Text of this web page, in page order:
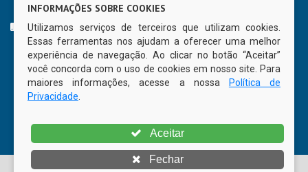
CURTA NOSSA FAN PAGE
INFORMAÇÕES SOBRE COOKIES
Utilizamos serviços de terceiros que utilizam cookies.
Essas ferramentas nos ajudam a oferecer uma melhor
experiência de navegação. Ao clicar no botão “Aceitar”
você concorda com o uso de cookies em nosso site. Para
maiores informações, acesse a nossa
Política de
Privacidade
Aceitar
Fechar